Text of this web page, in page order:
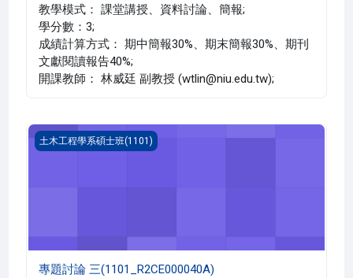
教學模式： 課堂講授、資料討論、簡報;
學分數：3;
成績計算方式： 期中簡報30%、期末簡報30%、期刊
文獻閱讀報告40%;
開課教師： 林威廷 副教授 (wtlin@niu.edu.tw);
專題討論 三(1101_R2CE000040A)
土木工程學系碩士班(1101)
專題討論 三(1101_R2CE000040A)